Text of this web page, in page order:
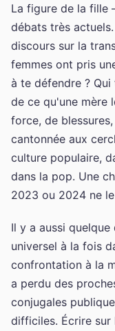
La figure de la fille
débats très
discours sur la
femmes ont pris
à te défendre ?
de ce qu'une mère
force, de
cantonnée aux
culture populaire,
dans la pop. Une
2023 ou 2024 ne
Il y a aussi
universel à la fois
confrontation à la
a perdu des
conjugales
difficiles. Écrire